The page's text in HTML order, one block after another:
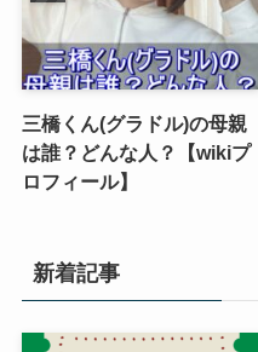
三橋くん(グラドル)の母親
は誰？どんな人？【wikiプ
ロフィール】
新着記事